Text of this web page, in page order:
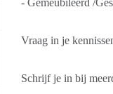
- Gemeubileerd /
Vraag in je
Schrijf je in bij